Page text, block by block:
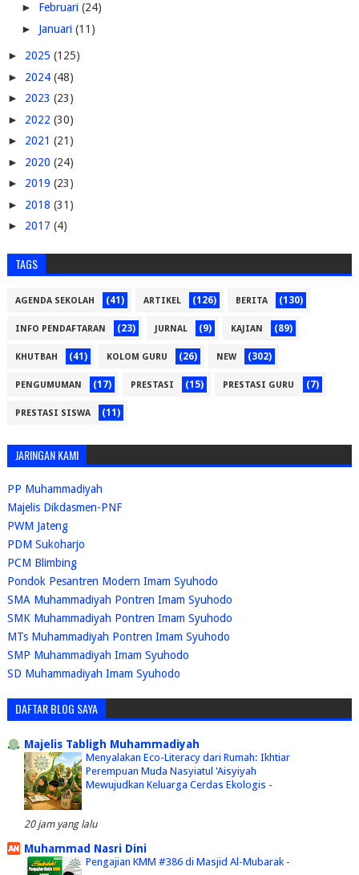
► Februari (24)
► Januari (11)
► 2025 (125)
► 2024 (48)
► 2023 (23)
► 2022 (30)
► 2021 (21)
► 2020 (24)
► 2019 (23)
► 2018 (31)
► 2017 (4)
TAGS
AGENDA SEKOLAH (41) ARTIKEL (126) BERITA (130)
INFO PENDAFTARAN (23) JURNAL (9) KAJIAN (89)
KHUTBAH (41) KOLOM GURU (26) NEW (302)
PENGUMUMAN (17) PRESTASI (15) PRESTASI GURU (7)
PRESTASI SISWA (11)
JARINGAN KAMI
PP Muhammadiyah
Majelis Dikdasmen-PNF
PWM Jateng
PDM Sukoharjo
PCM Blimbing
Pondok Pesantren Modern Imam Syuhodo
SMA Muhammadiyah Pontren Imam Syuhodo
SMK Muhammadiyah Pontren Imam Syuhodo
MTs Muhammadiyah Pontren Imam Syuhodo
SMP Muhammadiyah Imam Syuhodo
SD Muhammadiyah Imam Syuhodo
DAFTAR BLOG SAYA
Majelis Tabligh Muhammadiyah
Menyalakan Eco-Literacy dari Rumah: Ikhtiar
Perempuan Muda Nasyiatul 'Aisyiyah
Mewujudkan Keluarga Cerdas Ekologis -
20 jam yang lalu
Muhammad Nasri Dini
Pengajian KMM #386 di Masjid Al-Mubarak -